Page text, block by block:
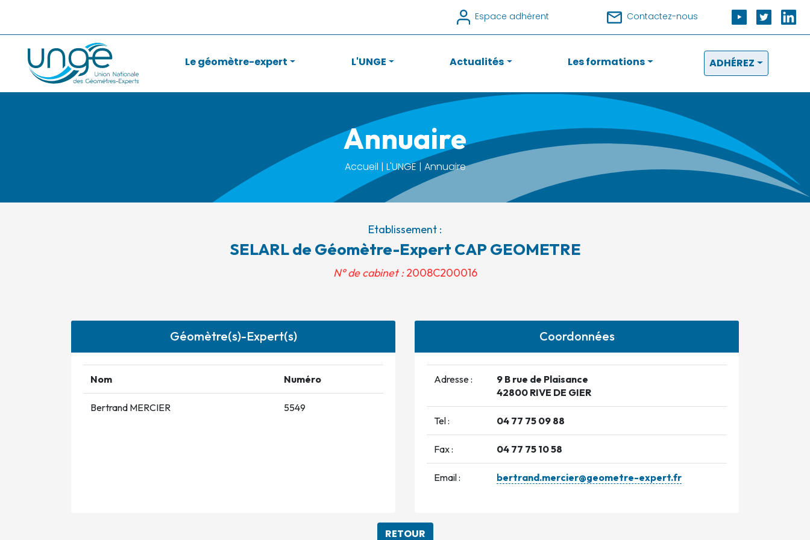
Espace adhérent Contactez-nous
Le géomètre-expert L'UNGE Actualités Les formations ADHÉREZ
Annuaire
Accueil | L'UNGE | Annuaire
Etablissement :
SELARL de Géomètre-Expert CAP GEOMETRE
N° de cabinet :2008C200016
Géomètre(s)-Expert(s)
Nom Numéro
Bertrand MERCIER 5549
Coordonnées
Adresse :
9 B rue de Plaisance
42800 RIVE DE GIER
Tel : 04 77 75 09 88
Fax : 04 77 75 10 58
Email : bertrand.mercier@geometre-expert.fr
RETOUR